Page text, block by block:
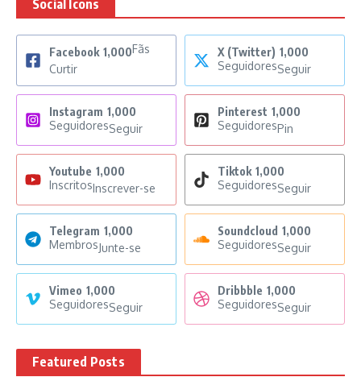
Social Icons
Facebook 1,000Fãs
Curtir
X (Twitter) 1,000
SeguidoresSeguir
Instagram 1,000
SeguidoresSeguir
Pinterest 1,000
SeguidoresPin
Youtube 1,000
InscritosInscrever-se
Tiktok 1,000
SeguidoresSeguir
Telegram 1,000
MembrosJunte-se
Soundcloud 1,000
SeguidoresSeguir
Vimeo 1,000
SeguidoresSeguir
Dribbble 1,000
SeguidoresSeguir
Featured Posts